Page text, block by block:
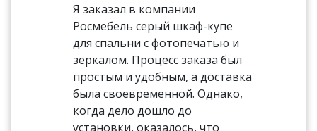
Я заказал в компании
Росмебель серый шкаф-купе
для спальни с фотопечатью и
зеркалом. Процесс заказа был
простым и удобным, а доставка
была своевременной. Однако,
когда дело дошло до
установки, оказалось, что